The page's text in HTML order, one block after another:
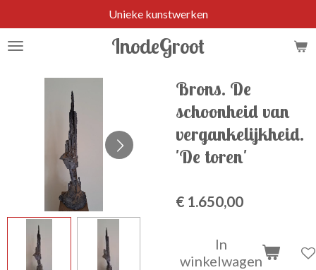
direct
naar
InodeGroot
Unieke kunstwerken
Brons. De
schoonheid van
vergankelijkheid.
'De toren'
€ 1.650,00
In
winkelwagen